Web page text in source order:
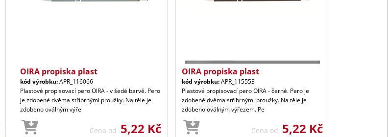
OIRA propiska plast
kód výrobku:APR_116066
Plastové propisovací pero OIRA - v šedé barvě. Pero
je zdobené dvěma stříbrnými proužky. Na těle je
zdobeno oválným výře
Cena od 5,22 Kč
OIRA propiska plast
kód výrobku:APR_115553
Plastové propisovací pero OIRA - černé. Pero je
zdobené dvěma stříbrnými proužky. Na těle je
zdobeno oválným výřezem. Pe
Cena od 5,22 Kč